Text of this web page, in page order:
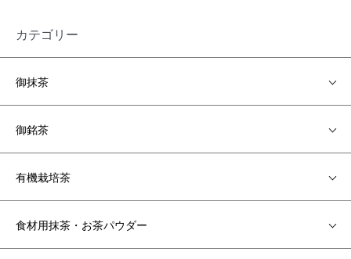
カテゴリー
御抹茶
御銘茶
有機栽培茶
食材用抹茶・お茶パウダー